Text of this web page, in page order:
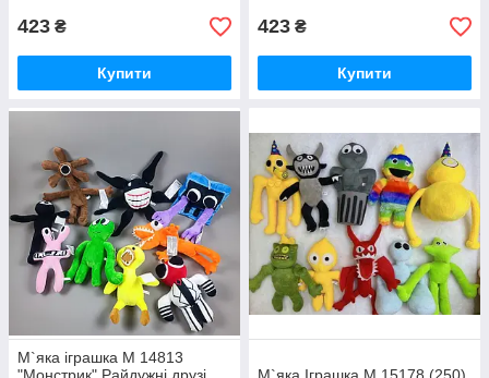
423 ₴
Купити
423 ₴
Купити
М`яка іграшка М 14813